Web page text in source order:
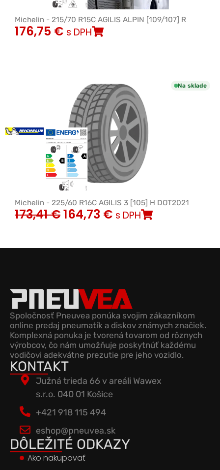
Michelin - 215/70 R15C AGILIS ALPIN [109/107] R
176,75 € s DPH
Na sklade
Michelin - 225/60 R16C AGILIS 3 [105] H DOT2021
173,41€164,73 € s DPH
Spoločnosť Pneuvea ponúka svojim zákazníkom
online predaj pneumatík a diskov známych značiek.
Komplexná ponuka je tvorená tovarom od rôznych
výrobcov, čo nám umožňuje poskytnúť každému
vodičovi adekvátne prezutie pre jeho vozidlo.
KONTAKT
Južná trieda 66 v areáli Wawex
s.r.o. 040 01 Košice
+421 918 115 494
eshop@pneuvea.sk
DÔLEŽITÉ ODKAZY
Ako nakupovať